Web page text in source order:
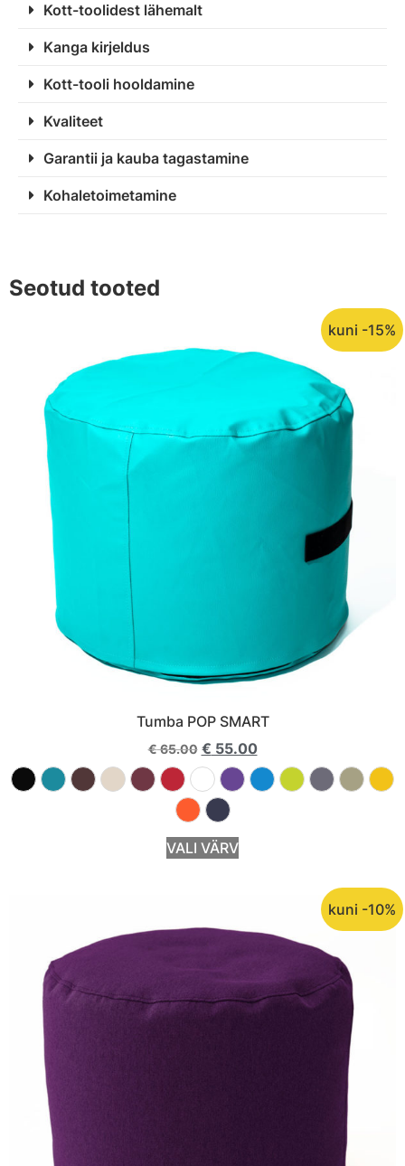
Kott-toolidest lähemalt
Kanga kirjeldus
Kott-tooli hooldamine
Kvaliteet
Garantii ja kauba tagastamine
Kohaletoimetamine
Seotud tooted
kuni -15%
Tumba POP SMART
€65.00 € 55.00
VALI VÄRV
kuni -10%